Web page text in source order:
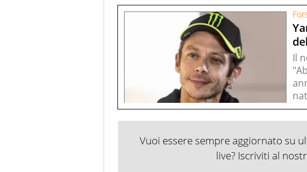
Il
Vuoi essere sempre aggiornato su
live? Iscriviti al